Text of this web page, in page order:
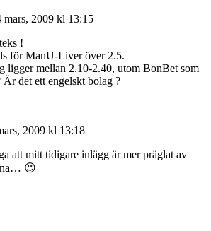
mars, 2009 kl 13:15
!
för ManU-Liver över 2.5.
ligger mellan 2.10-2.40, utom BonBet som
det ett engelskt bolag ?
2009 kl 13:18
att mitt tidigare inlägg är mer präglat av
😉